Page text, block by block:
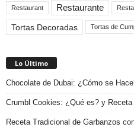
Restaurant Restaurante
Tortas Decoradas Tortas de
Lo Último
Chocolate de Dubai: ¿Cómo se
Crumbl Cookies: ¿Qué es? y Receta
Receta Tradicional de Garbanzos